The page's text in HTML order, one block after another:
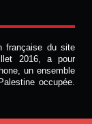
française du site
2016, a pour
un ensemble
occupée.